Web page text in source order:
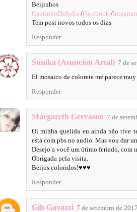
Beijinhos
CantinhoDaSofia /Facebook /Intagram
Tem post novos todos os dias
Responder
Sunika (Asuncion Artal) 7 de
El mosaico de colorete me parece
Responder
Margareth Gervason 7 de
Oi minha quelida eu ainda não tive
está com pbs no audio. Mas vou dar
Desejo a você um ótimo feriado, com
Obrigada pela visita.
Beijos coloridos!♥♥♥
Responder
Gih Gavazzi 7 de setembro de